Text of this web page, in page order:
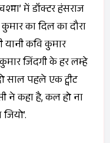
में डॉक्टर हंसराज
का दिल का दौरा
यानी कवि कुमार
जिंदगी के हर लम्हे
पहले एक ट्वीट
ने कहा है, कल हो ना